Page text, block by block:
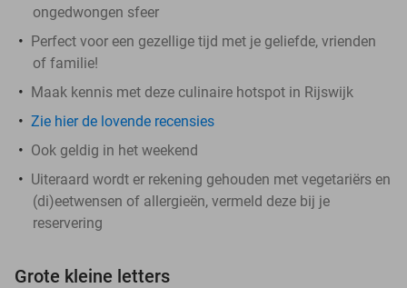
ongedwongen sfeer
Perfect voor een gezellige tijd met je geliefde, vrienden
of familie!
Maak kennis met deze culinaire hotspot in Rijswijk
Zie hier de lovende recensies
Ook geldig in het weekend
Uiteraard wordt er rekening gehouden met vegetariërs en
(di)eetwensen of allergieën, vermeld deze bij je
reservering
Grote kleine letters